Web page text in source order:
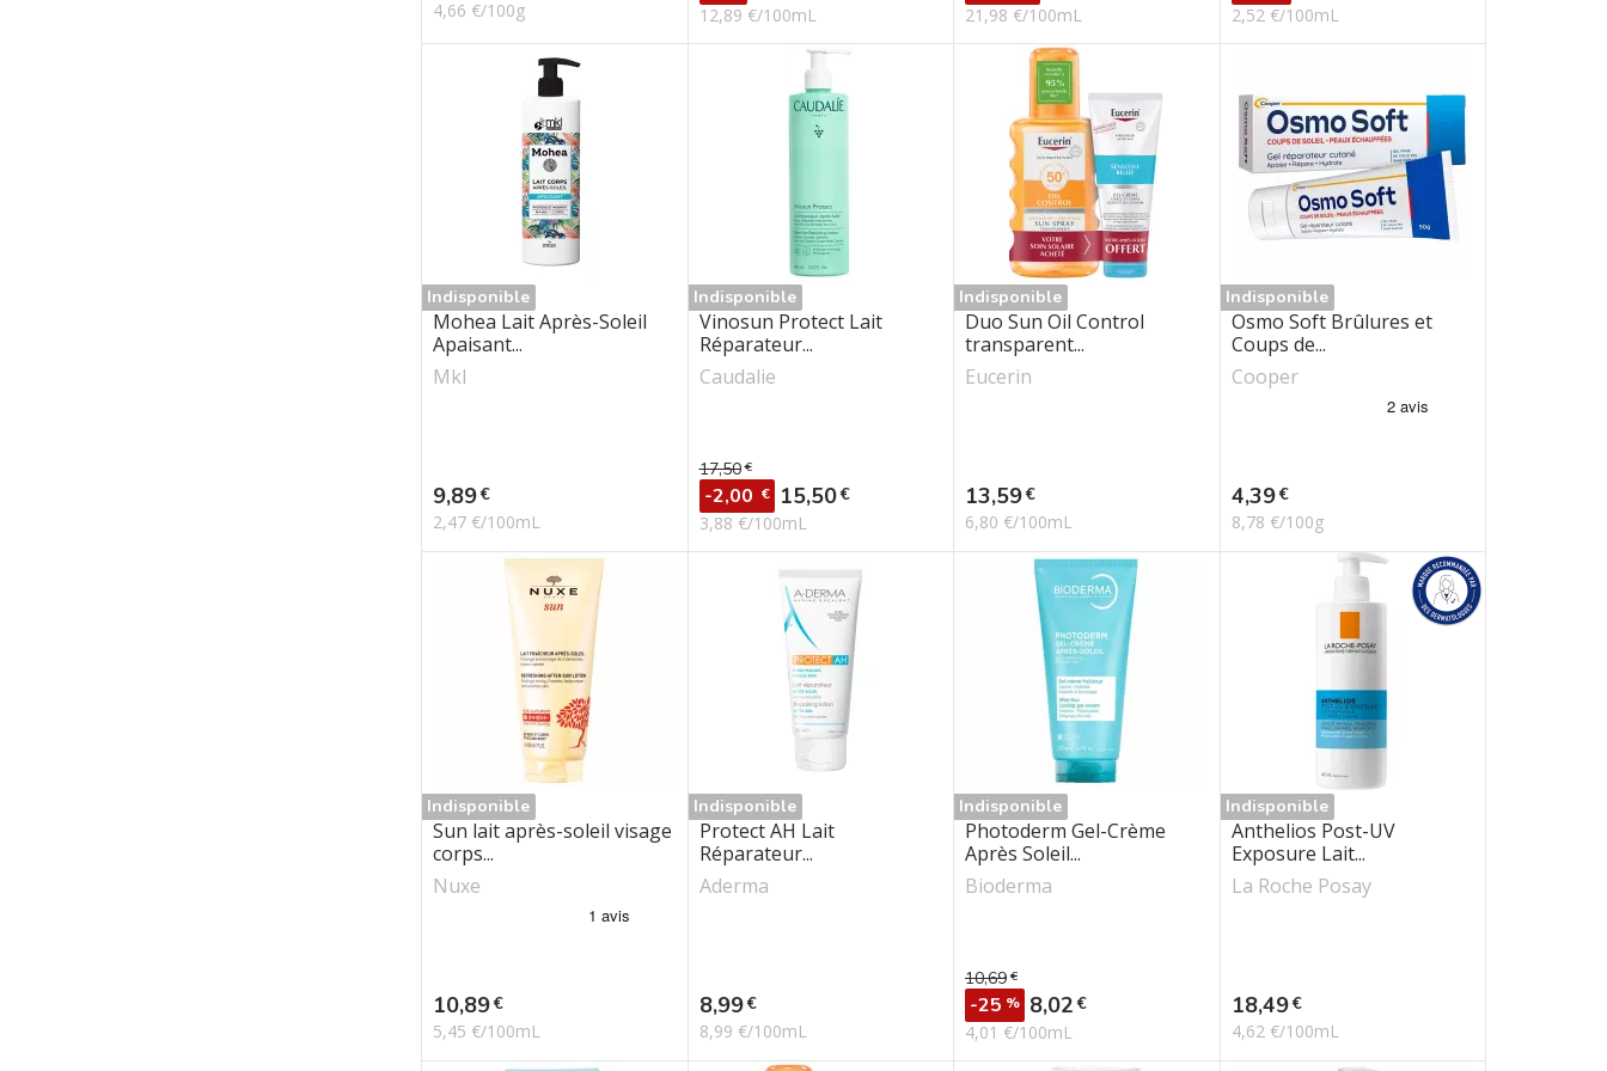
4,66 €/100g
12,89 €/100mL
21,98 €/100mL
2,52 €/100mL
Indisponible
Mohea Lait Après-Soleil
Apaisant...
Mkl
Prix
9,89€
2,47 €/100mL
Indisponible
Vinosun Protect Lait
Réparateur...
Caudalie
Prix de base
17,50 €
-2,00 € Prix
15,50€
3,88 €/100mL
Indisponible
Duo Sun Oil Control
transparent...
Eucerin
Prix
13,59€
6,80 €/100mL
Indisponible
Osmo Soft Brûlures et
Coups de...
Cooper
Prix
4,39€
8,78 €/100g
Indisponible
Sun lait après-soleil visage
corps...
Nuxe
Prix
10,89€
5,45 €/100mL
Indisponible
Protect AH Lait
Réparateur...
Aderma
Prix
8,99€
8,99 €/100mL
Indisponible
Photoderm Gel-Crème
Après Soleil...
Bioderma
Prix de base
10,69 €
-25 % Prix
8,02 €
4,01 €/100mL
Indisponible
Anthelios Post-UV
Exposure Lait...
La Roche Posay
Prix
18,49€
4,62 €/100mL